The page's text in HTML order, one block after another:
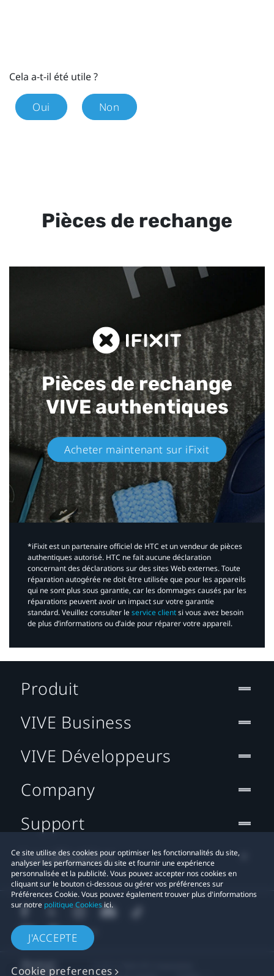
Cela a-t-il été utile ?
Oui Non
Pièces de rechange
Pièces de rechange
VIVE authentiques​
Acheter maintenant sur iFixit​
*iFixit est un partenaire officiel de HTC et un vendeur de pièces
authentiques autorisé. HTC ne fait aucune déclaration
concernant des déclarations sur des sites Web externes. Toute
réparation autogérée ne doit être utilisée que pour les appareils
qui ne sont plus sous garantie, car les dommages causés par les
réparations peuvent avoir un impact sur votre garantie
standard. Veuillez consulter leservice clientsi vous avez besoin
de plus d’informations ou d’aide pour réparer votre appareil.​
Ce site utilise des cookies pour optimiser les fonctionnalités du site,
analyser les performances du site et fournir une expérience
personnalisée et la publicité. Vous pouvez accepter nos cookies en
cliquant sur le bouton ci-dessous ou gérer vos préférences sur
Préférences Cookie. Vous pouvez également trouver plus d'informations
sur notre politique Cookiesici.
J'ACCEPTE
Cookie preferences
Produit
VIVE Business
VIVE Développeurs
Company
Support
Localisation